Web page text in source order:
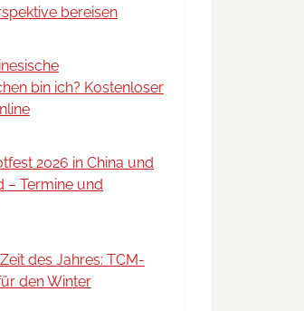
bereisen
bin ich? Kostenloser
2026 in China und
– Termine und
des Jahres: TCM-
den Winter